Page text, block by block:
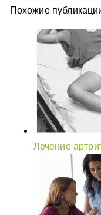
Похожие
Лечение